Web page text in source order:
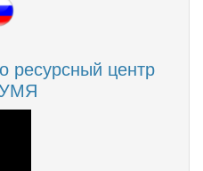
ресурсный центр